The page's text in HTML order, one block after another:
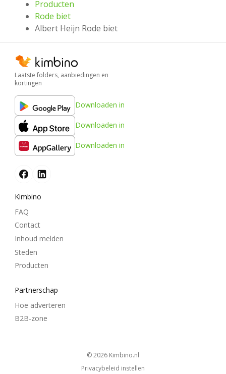
Producten
Rode biet
Albert Heijn Rode biet
Laatste folders, aanbiedingen en
kortingen
Downloaden in
Downloaden in
Downloaden in
Kimbino
FAQ
Contact
Inhoud melden
Steden
Producten
Partnerschap
Hoe adverteren
B2B-zone
© 2026
kimbino.nl
Privacybeleid instellen